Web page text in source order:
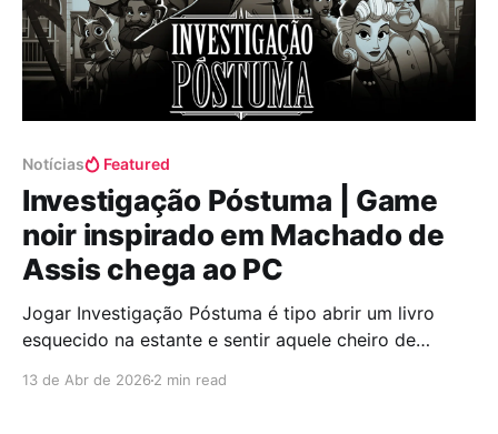
Notícias Featured
Investigação Póstuma | Game
noir inspirado em Machado de
Assis chega ao PC
Jogar Investigação Póstuma é tipo abrir um livro
esquecido na estante e sentir aquele cheiro de
13 de Abr de 2026 2 min read